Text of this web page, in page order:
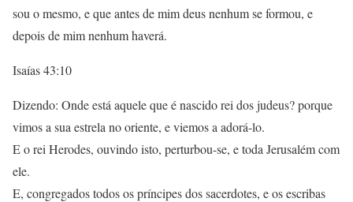
sou o mesmo, e que antes de mim deus nenhum se formou, e
depois de mim nenhum haverá.
Isaías 43:10
Dizendo: Onde está aquele que é nascido rei dos judeus? porque
vimos a sua estrela no oriente, e viemos a adorá-lo.
E o rei Herodes, ouvindo isto, perturbou-se, e toda Jerusalém com
ele.
E, congregados todos os príncipes dos sacerdotes, e os escribas